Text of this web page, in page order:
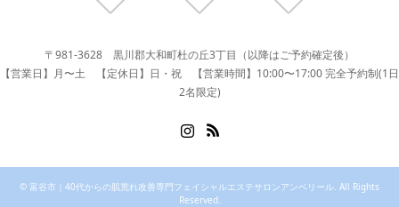
〒981-3628 黒川郡大和町杜の丘3丁目（以降はご予約確定後）
【営業日】月〜土 【定休日】日・祝 【営業時間】10:00〜17:00 完全予約制(1日
2名限定)
© 富谷市｜40代からの肌荒れ改善専門フェイシャルエステサロンアンベリール. All Rights
Reserved.